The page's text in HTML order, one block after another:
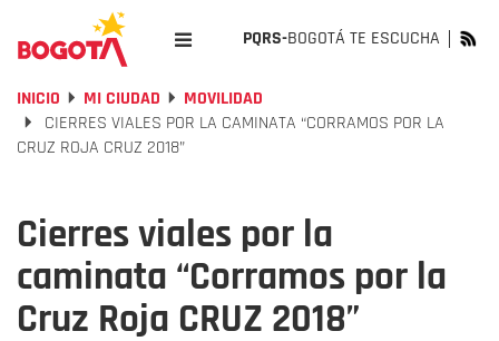
PQRS-BOGOTÁ TE ESCUCHA
INICIO MI CIUDAD
MOVILIDAD
CIERRES VIALES POR LA CAMINATA “CORRAMOS POR LA
CRUZ ROJA CRUZ 2018”
Cierres viales por la
caminata “Corramos por la
Cruz Roja CRUZ 2018”